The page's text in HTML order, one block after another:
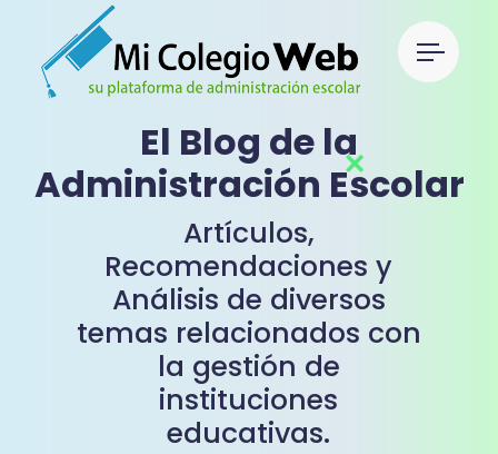
El Blog de la
Administración Escolar
Artículos,
Recomendaciones y
Análisis de diversos
temas relacionados con
la gestión de
instituciones
educativas.